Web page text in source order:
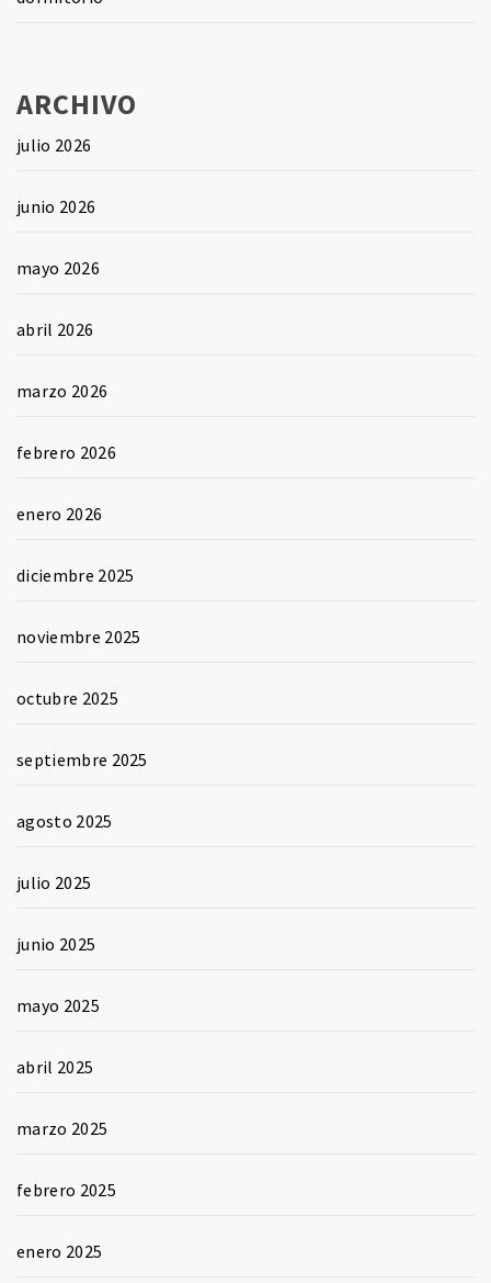
ARCHIVO
julio 2026
junio 2026
mayo 2026
abril 2026
marzo 2026
febrero 2026
enero 2026
diciembre 2025
noviembre 2025
octubre 2025
septiembre 2025
agosto 2025
julio 2025
junio 2025
mayo 2025
abril 2025
marzo 2025
febrero 2025
enero 2025